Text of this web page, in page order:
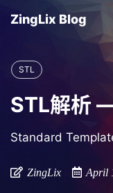
ZingLix Blog
STL
STL解析
Standard
ZingLix April